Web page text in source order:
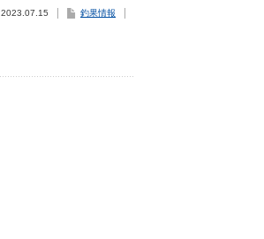
2023.07.15 釣果情報